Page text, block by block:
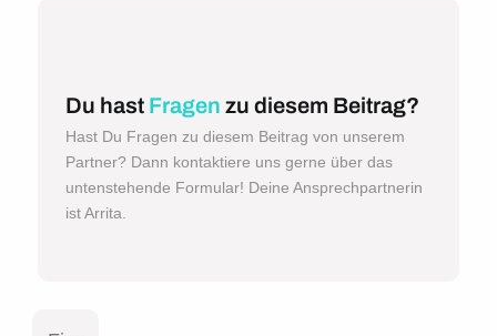
Du hast Fragen zu diesem Beitrag?
Hast Du Fragen zu diesem Beitrag von unserem
Partner? Dann kontaktiere uns gerne über das
untenstehende Formular! Deine Ansprechpartnerin
ist Arrita.